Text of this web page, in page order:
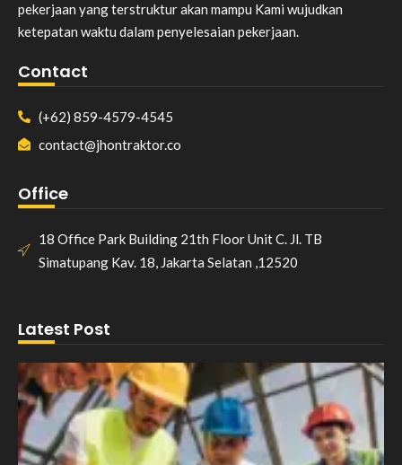
pekerjaan yang terstruktur akan mampu Kami wujudkan
ketepatan waktu dalam penyelesaian pekerjaan.
Contact
(+62) 859-4579-4545
contact@jhontraktor.co
Office
18 Office Park Building 21th Floor Unit C. Jl. TB
Simatupang Kav. 18, Jakarta Selatan ,12520
Latest Post